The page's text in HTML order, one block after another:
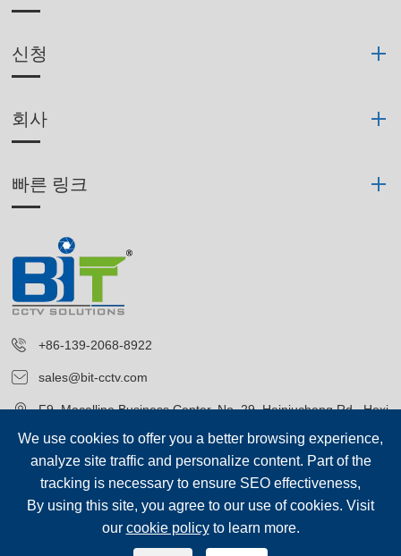
신청
회사
빠른 링크
+86-139-2068-8922
sales@bit-cctv.com
F9, Macalline Business Center, No. 29, Heiniucheng Rd., Hexi
District, Tianjin, China
We use cookies to offer you a better browsing experience,
analyze site traffic and personalize content. Part of the
tracking is necessary to ensure SEO effectiveness,
By using this site, you agree to our use of cookies. Visit
our cookie policyto learn more.